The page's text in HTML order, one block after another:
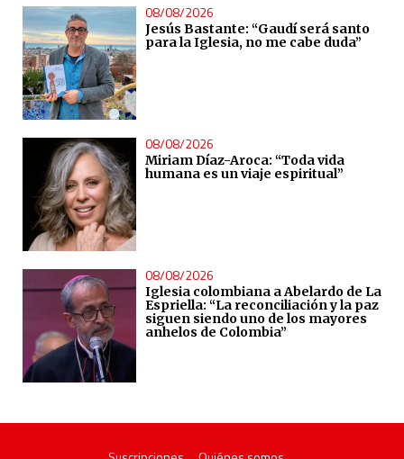
08/08/2026
Jesús Bastante: “Gaudí será santo
para la Iglesia, no me cabe duda”
08/08/2026
Miriam Díaz-Aroca: “Toda vida
humana es un viaje espiritual”
08/08/2026
Iglesia colombiana a Abelardo de La
Espriella: “La reconciliación y la paz
siguen siendo uno de los mayores
anhelos de Colombia”